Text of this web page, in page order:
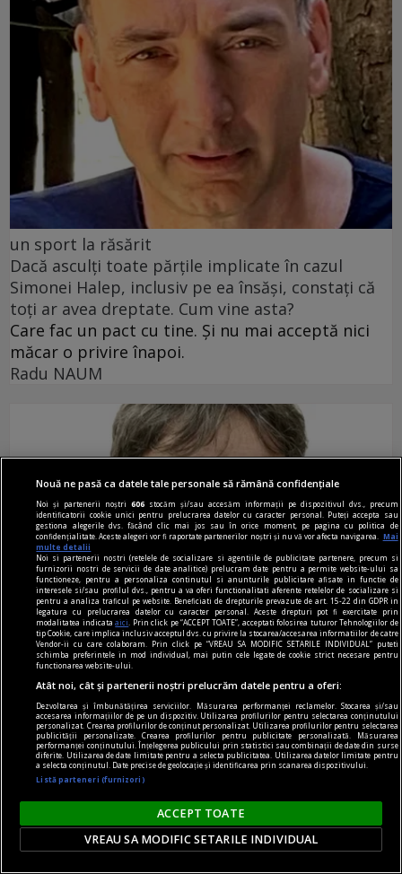
un sport la răsărit
Dacă asculți toate părțile implicate în cazul
Simonei Halep, inclusiv pe ea însăși, constați că
toți ar avea dreptate. Cum vine asta?
Care fac un pact cu tine. Și nu mai acceptă nici
măcar o privire înapoi.
Radu NAUM
libertstea de impresie
Buon appetito!
Dar, apropo, cred că, după ce a făcut lumea,
Dumnezeu s-a mai gîndit puțin și a creat Italia.
Andrei MANOLESCU
Nouă ne pasă ca datele tale personale să rămână confidențiale
Noi și partenerii noștri606 stocăm și/sau accesăm informații pe dispozitivul dvs., precum
identificatorii cookie unici pentru prelucrarea datelor cu caracter personal. Puteți accepta sau
gestiona alegerile dvs. făcând clic mai jos sau în orice moment, pe pagina cu politica de
confidențialitate. Aceste alegeri vor fi raportate partenerilor noștri și nu vă vor afecta navigarea.
Mai
multe detalii
Noi si partenerii nostri (retelele de socializare si agentiile de publicitate partenere, precum si
furnizorii nostri de servicii de date analitice) prelucram date pentru a permite website-ului sa
functioneze, pentru a personaliza continutul si anunturile publicitare afisate in functie de
interesele si/sau profilul dvs., pentru a va oferi functionalitati aferente retelelor de socializare si
pentru a analiza traficul pe website. Beneficiati de drepturile prevazute de art. 15-22 din GDPR in
legatura cu prelucrarea datelor cu caracter personal. Aceste drepturi pot fi exercitate prin
modalitatea indicataaici
. Prin click pe “ACCEPT TOATE”, acceptati folosirea tuturor Tehnologiilor de
tip Cookie, care implica inclusiv acceptul dvs. cu privire la stocarea/accesarea informatiilor de catre
Vendor-ii cu care colaboram. Prin click pe “VREAU SA MODIFIC SETARILE INDIVIDUAL” puteti
schimba preferintele in mod individual, mai putin cele legate de cookie strict necesare pentru
functionarea website-ului.
Atât noi, cât și partenerii noștri prelucrăm datele pentru a oferi:
Dezvoltarea și îmbunătățirea serviciilor. Măsurarea performanței reclamelor. Stocarea și/sau
accesarea informațiilor de pe un dispozitiv. Utilizarea profilurilor pentru selectarea conținutului
personalizat. Crearea profilurilor de conținut personalizat. Utilizarea profilurilor pentru selectarea
publicității personalizate. Crearea profilurilor pentru publicitate personalizată. Măsurarea
performanței conținutului. Înțelegerea publicului prin statistici sau combinații de date din surse
diferite. Utilizarea de date limitate pentru a selecta publicitatea. Utilizarea datelor limitate pentru
a selecta conținutul. Date precise de geolocație și identificarea prin scanarea dispozitivului.
Listă parteneri (furnizori)
ACCEPT TOATE
VREAU SA MODIFIC SETARILE INDIVIDUAL